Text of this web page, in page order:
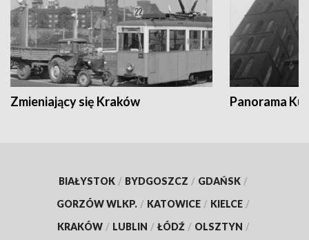
Zmieniający się Kraków Panorama
BIAŁYSTOK / BYDGOSZCZ / GDAŃSK /
GORZÓW WLKP. / KATOWICE / KIELCE /
KRAKÓW / LUBLIN / ŁÓDŹ / OLSZTYN /